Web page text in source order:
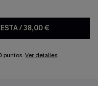
/38,00 €
puntos. Ver detalles